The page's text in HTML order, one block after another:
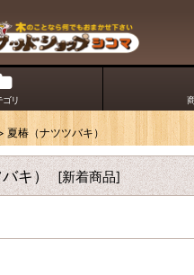
ゴリ
夏椿（ナツツバキ）
キ） [新着商品]